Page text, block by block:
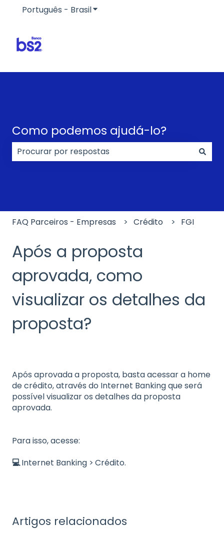
Português - BrasilMostrar submenu para traduções
Como podemos ajudá-lo?
FAQ Parceiros - Empresas Crédito FGI
Após a proposta
aprovada, como
visualizar os detalhes da
proposta?
Após aprovada a proposta, basta acessar a home
de crédito, através do Internet Banking que será
possível visualizar os detalhes da proposta
aprovada.
Para isso, acesse:
💻Internet Banking > Crédito.
Artigos relacionados